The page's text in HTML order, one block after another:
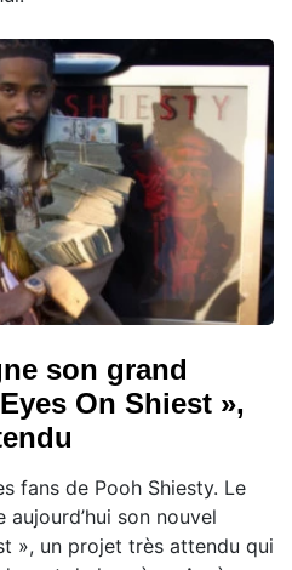
son grand
On Shiest »,
fans de Pooh Shiesty. Le
son nouvel
», un projet très attendu qui